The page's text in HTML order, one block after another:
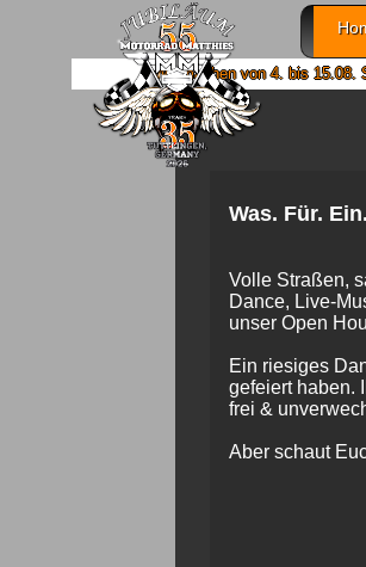
Wir machen von 4. bis 15.08.
Was. Für.
Volle Straßen,
Dance, Live-
unser Open
Ein riesiges
gefeiert haben.
frei &
Aber schaut